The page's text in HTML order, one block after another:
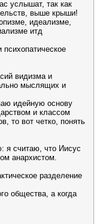
услышат, так как
выше крыши!
идеализме,
итд
видизма и
мыслящих и
идейную основу
и классом
то вот четко, понять
я считаю, что Иисус
анархистом.
разделение
общества, а когда